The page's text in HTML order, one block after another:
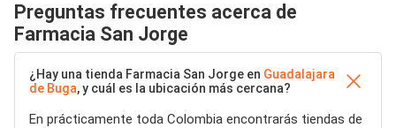
Preguntas frecuentes acerca de
Farmacia San Jorge
¿Hay una tienda Farmacia San Jorge en Guadalajara
de Buga, y cuál es la ubicación más cercana?
En prácticamente toda Colombia encontrarás tiendas de